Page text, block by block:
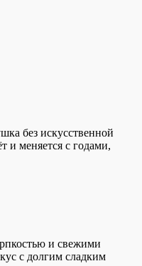
без искусственной
и меняется с годами,
и свежими
с долгим сладким